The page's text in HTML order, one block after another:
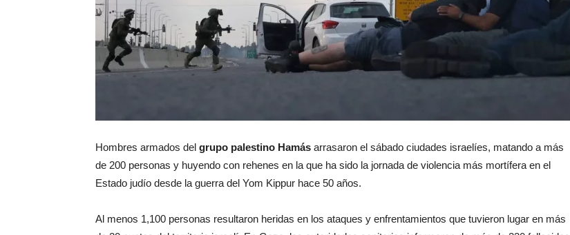
Hombres armados del grupo palestino Hamás arrasaron el sábado ciudades israelíes, matando a más
de 200 personas y huyendo con rehenes en la que ha sido la jornada de violencia más mortífera en el
Estado judío desde la guerra del Yom Kippur hace 50 años.
Al menos 1,100 personas resultaron heridas en los ataques y enfrentamientos que tuvieron lugar en más